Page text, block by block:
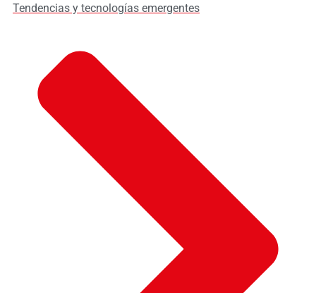
Tendencias y tecnologías emergentes